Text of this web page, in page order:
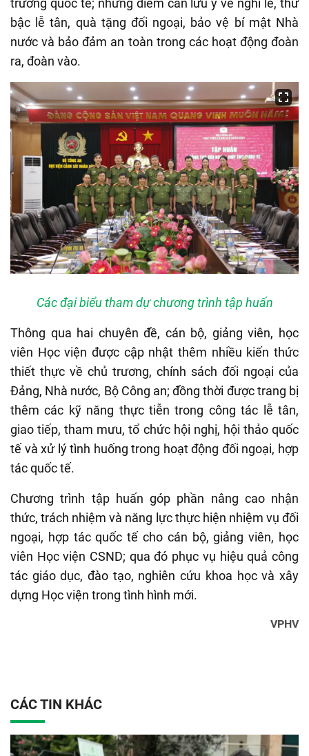
bậc lễ tân, quà tặng đối ngoại, bảo vệ bí mật Nhà
nước và bảo đảm an toàn trong các hoạt động đoàn
ra, đoàn vào.
Các đại biểu tham dự chương trình tập huấn
Thông qua hai chuyên đề, cán bộ, giảng viên, học
viên Học viện được cập nhật thêm nhiều kiến thức
thiết thực về chủ trương, chính sách đối ngoại của
Đảng, Nhà nước, Bộ Công an; đồng thời được trang bị
thêm các kỹ năng thực tiễn trong công tác lễ tân,
giao tiếp, tham mưu, tổ chức hội nghị, hội thảo quốc
tế và xử lý tình huống trong hoạt động đối ngoại, hợp
tác quốc tế.
Chương trình tập huấn góp phần nâng cao nhận
thức, trách nhiệm và năng lực thực hiện nhiệm vụ đối
ngoại, hợp tác quốc tế cho cán bộ, giảng viên, học
viên Học viện CSND; qua đó phục vụ hiệu quả công
tác giáo dục, đào tạo, nghiên cứu khoa học và xây
dựng Học viện trong tình hình mới.
VPHV
CÁC TIN KHÁC